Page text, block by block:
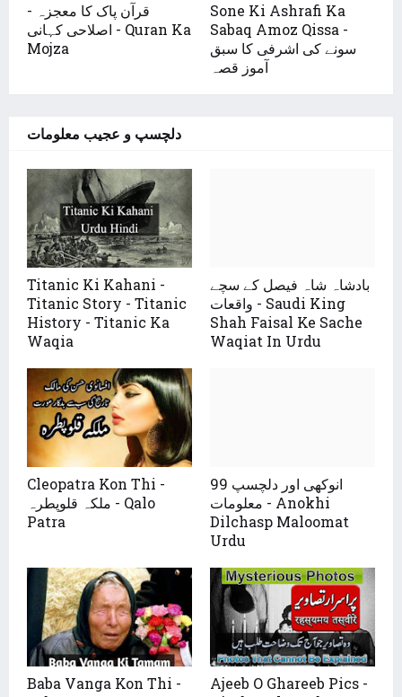
قرآن پاک کا معجزہ -
اصلاحی کہانی - Quran Ka
Mojza
Sone Ki Ashrafi Ka
Sabaq Amoz Qissa -
سونے کی اشرفی کا سبق
آموز قصہ
دلچسپ و عجیب معلومات
Titanic Ki Kahani -
Titanic Story - Titanic
History - Titanic Ka
Waqia
بادشاہ شاہ فیصل کے سچے
واقعات - Saudi King
Shah Faisal Ke Sache
Waqiat In Urdu
Cleopatra Kon Thi -
ملکہ قلوپطرہ - Qalo
Patra
99 انوکھی اور دلچسپ
معلومات - Anokhi
Dilchasp Maloomat
Urdu
Baba Vanga Kon Thi -
Ajeeb O Ghareeb Pics -